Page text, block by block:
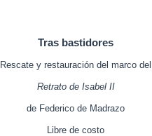
Tras bastidores
Rescate y restauración del marco del
Retrato de Isabel II
de Federico de Madrazo
Libre de costo